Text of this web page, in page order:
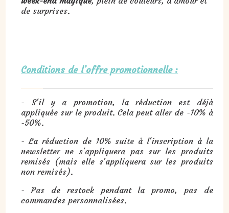
de surprises.
Conditions de l’offre promotionnelle :
- S'il y a promotion, la réduction est déjà
appliquée sur le produit. Cela peut aller de -10% à
-50%.
- La réduction de 10% suite à l'inscription à la
newsletter ne s'appliquera pas sur les produits
remisés (mais elle s'appliquera sur les produits
non remisés).
- Pas de restock pendant la promo, pas de
commandes personnalisées.